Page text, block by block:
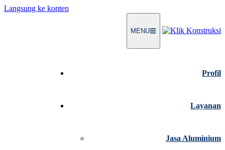
Langsung ke konten
MENU
Profil
Layanan
Jasa Aluminium